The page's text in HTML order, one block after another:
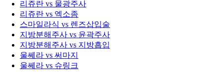
리쥬란 vs 물광주사
리쥬란 vs 엑소좀
스마일라식 vs 렌즈삽입술
지방분해주사 vs 윤곽주사
지방분해주사 vs 지방흡입
울쎄라 vs 써마지
울쎄라 vs 슈링크